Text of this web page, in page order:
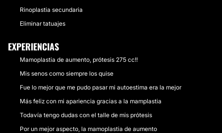
Rinoplastia secundaria
Eliminar tatuajes
EXPERIENCIAS
Mamoplastia de aumento, prótesis 275 cc!!
Mis senos como siempre los quise
Fue lo mejor que me pudo pasar mi autoestima era la mejor
Más feliz con mi apariencia gracias a la mamplastia
Todavía tengo dudas con el talle de mis prótesis
Por un mejor aspecto, la mamoplastia de aumento